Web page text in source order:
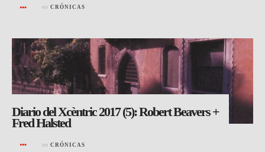
en CRÓNICAS
Diario del Xcèntric 2017 (5): Robert Beavers +
Fred Halsted
en CRÓNICAS